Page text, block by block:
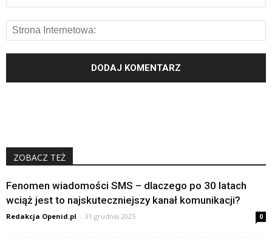
ZOBACZ TEŻ
Fenomen wiadomości SMS – dlaczego po 30 latach
wciąż jest to najskuteczniejszy kanał komunikacji?
Redakcja Openid.pl - 31 grudnia 2025 0